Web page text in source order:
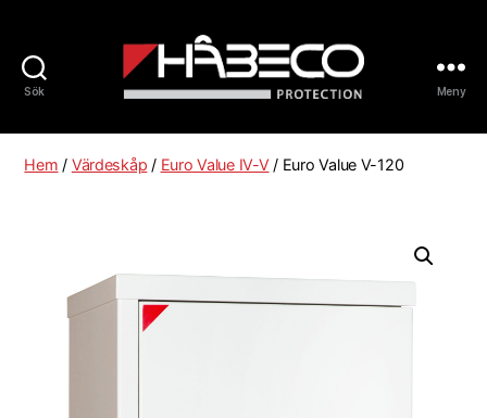
Sök
Sverige
Meny
Hem / Värdeskåp / Euro Value IV-V/ Euro Value V-120